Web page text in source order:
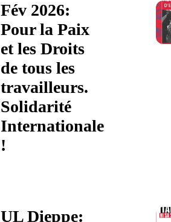
Fév 2026:
Pour la Paix
et les Droits
de tous les
travailleurs.
Solidarité
Internationale
!
UL Dieppe: